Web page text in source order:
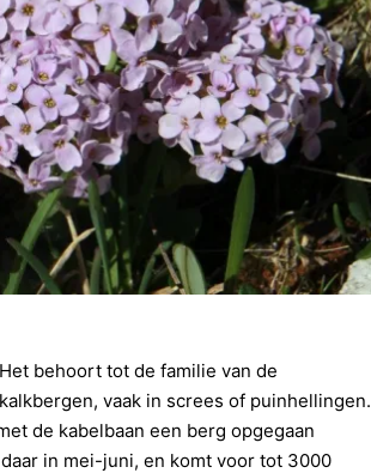
behoort tot de familie van de
vaak in screes of puinhellingen.
de kabelbaan een berg opgegaan
in mei-juni, en komt voor tot 3000